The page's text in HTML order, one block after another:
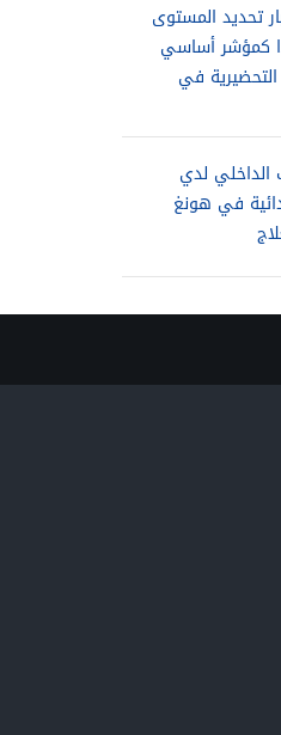
تحديد المستوى
كمؤشر أساسي
التحضيرية في
الداخلي لدي
في هونغ